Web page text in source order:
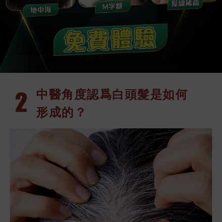
中醫角度認爲白頭髮是如何
形成的？